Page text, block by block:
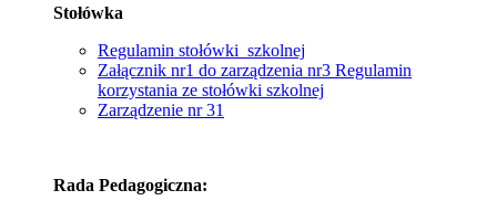
Stołówka
Regulamin stołówki szkolnej
Załącznik nr1 do zarządzenia nr3 Regulamin
korzystania ze stołówki szkolnej
Zarządzenie nr 31
Rada Pedagogiczna: